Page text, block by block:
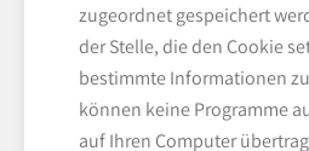
zugeordnet gespeichert
der Stelle, die den Cookie
bestimmte Informationen
können keine Programme
auf Ihren Computer